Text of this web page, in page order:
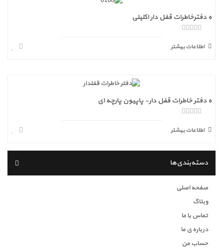
ه دفترخاطرات قفل دار اکلیلی
ز
5
اطلاعات بیشتر
ه دفتر خاطرات قفل دار- پاپیون پارچه ای
ز
5
اطلاعات بیشتر
دسته‌بندی‌ها
صفحه اصلی
وبلاگ
تماس با ما
درباره ی ما
حساب من